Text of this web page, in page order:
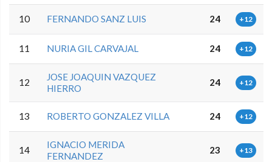
10 FERNANDO SANZ LUIS 24 +12
11 NURIA GIL CARVAJAL 24 +12
12
JOSE JOAQUIN VAZQUEZ
HIERRO
24 +12
13 ROBERTO GONZALEZ VILLA 24 +12
14
IGNACIO MERIDA
FERNANDEZ
23 +13